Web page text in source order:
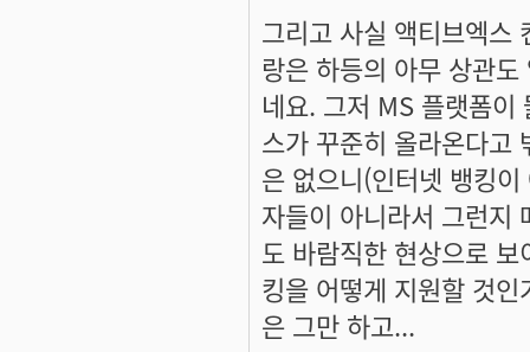
그리고 사실 액티브엑스
랑은 하등의 아무 상관
네요. 그저 MS 플랫폼이
스가 꾸준히 올라온다고
은 없으니(인터넷 뱅킹
자들이 아니라서 그런지
도 바람직한 현상으로
킹을 어떻게 지원할 것
은 그만 하고...